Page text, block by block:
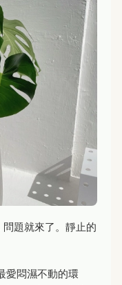
題就來了。靜止的
愛悶濕不動的環